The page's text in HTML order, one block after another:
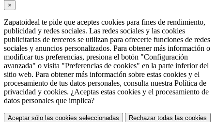
×
Zapatoideal te pide que aceptes cookies para fines de rendimiento,
publicidad y redes sociales. Las redes sociales y las cookies
publicitarias de terceros se utilizan para ofrecerte funciones de redes
sociales y anuncios personalizados. Para obtener más información o
modificar tus preferencias, presiona el botón "Configuración
avanzada" o visita "Preferencias de cookies" en la parte inferior del
sitio web. Para obtener más información sobre estas cookies y el
procesamiento de tus datos personales, consulta nuestra Política de
privacidad y cookies. ¿Aceptas estas cookies y el procesamiento de
datos personales que implica?
Aceptar sólo las cookies seleccionadas
Rechazar todas las cookies